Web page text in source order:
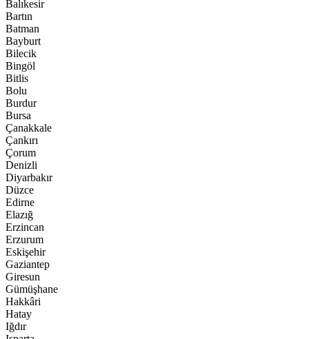
Balıkesir
Bartın
Batman
Bayburt
Bilecik
Bingöl
Bitlis
Bolu
Burdur
Bursa
Çanakkale
Çankırı
Çorum
Denizli
Diyarbakır
Düzce
Edirne
Elazığ
Erzincan
Erzurum
Eskişehir
Gaziantep
Giresun
Gümüşhane
Hakkâri
Hatay
Iğdır